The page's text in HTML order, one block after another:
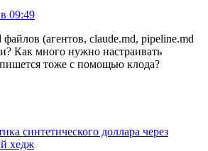
09:49
(агентов, claude.md, pipeline.md
Как много нужно настраивать
тоже с помощью клода?
синтетического доллара через
хедж